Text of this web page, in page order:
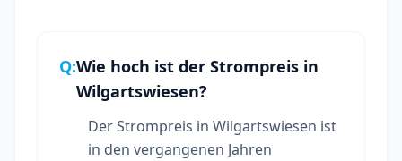
Q:Wie hoch ist der Strompreis in
Wilgartswiesen?
Der Strompreis in Wilgartswiesen ist
in den vergangenen Jahren